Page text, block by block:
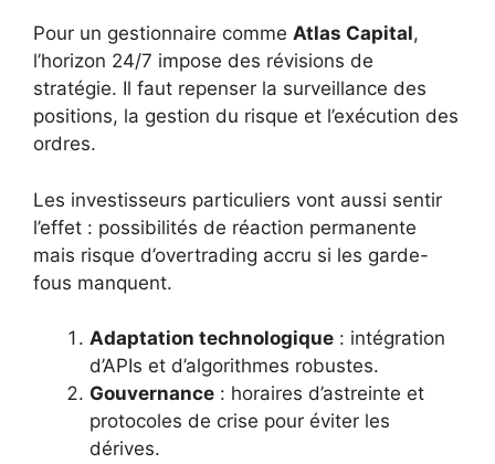
Pour un gestionnaire comme Atlas Capital,
l’horizon 24/7 impose des révisions de
stratégie. Il faut repenser la surveillance des
positions, la gestion du risque et l’exécution des
ordres.
Les investisseurs particuliers vont aussi sentir
l’effet : possibilités de réaction permanente
mais risque d’overtrading accru si les garde-
fous manquent.
Adaptation technologique : intégration
d’APIs et d’algorithmes robustes.
Gouvernance : horaires d’astreinte et
protocoles de crise pour éviter les
dérives.